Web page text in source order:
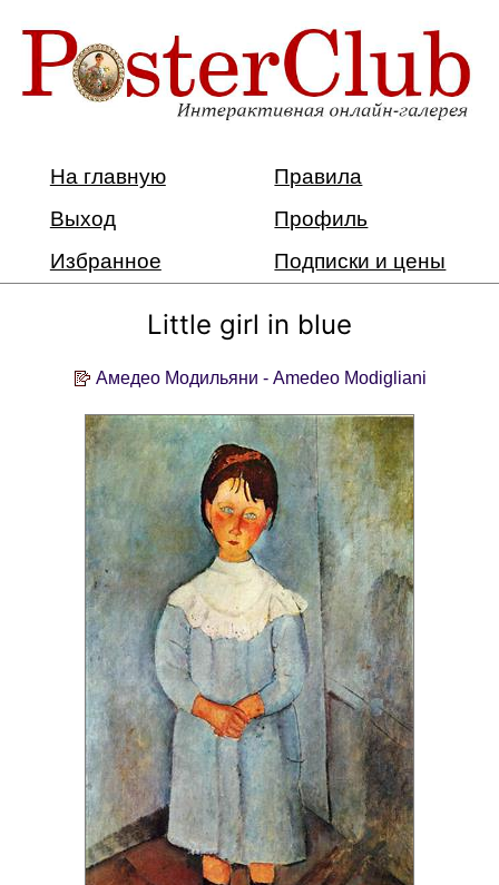
На главную
Правила
Выход
Профиль
Избранное
Подписки и цены
Little girl in blue
Амедео Модильяни - Amedeo Modigliani